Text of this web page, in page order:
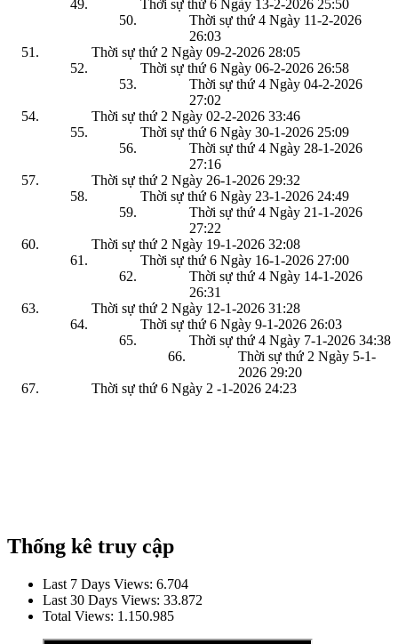
Thời sự thứ 6 Ngày 13-2-2026 25:50
Thời sự thứ 4 Ngày 11-2-2026
26:03
Thời sự thứ 2 Ngày 09-2-2026 28:05
Thời sự thứ 6 Ngày 06-2-2026 26:58
Thời sự thứ 4 Ngày 04-2-2026
27:02
Thời sự thứ 2 Ngày 02-2-2026 33:46
Thời sự thứ 6 Ngày 30-1-2026 25:09
Thời sự thứ 4 Ngày 28-1-2026
27:16
Thời sự thứ 2 Ngày 26-1-2026 29:32
Thời sự thứ 6 Ngày 23-1-2026 24:49
Thời sự thứ 4 Ngày 21-1-2026
27:22
Thời sự thứ 2 Ngày 19-1-2026 32:08
Thời sự thứ 6 Ngày 16-1-2026 27:00
Thời sự thứ 4 Ngày 14-1-2026
26:31
Thời sự thứ 2 Ngày 12-1-2026 31:28
Thời sự thứ 6 Ngày 9-1-2026 26:03
Thời sự thứ 4 Ngày 7-1-2026 34:38
Thời sự thứ 2 Ngày 5-1-
2026 29:20
Thời sự thứ 6 Ngày 2 -1-2026 24:23
Thống kê truy cập
Last 7 Days Views: 6.704
Last 30 Days Views: 33.872
Total Views: 1.150.985